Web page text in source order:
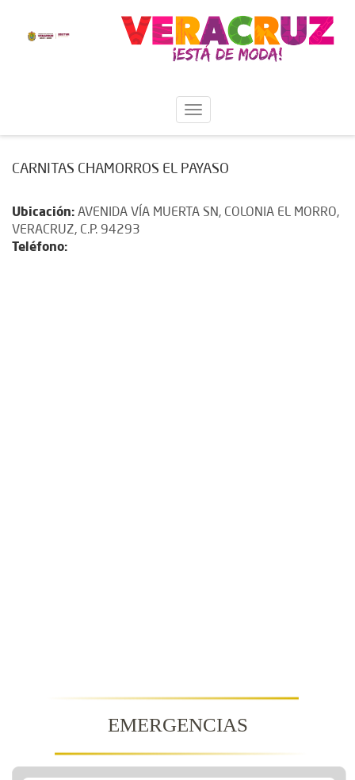
CARNITAS CHAMORROS EL PAYASO
Ubicación: AVENIDA VÍA MUERTA SN, COLONIA EL MORRO,
VERACRUZ, C.P. 94293
Teléfono:
EMERGENCIAS